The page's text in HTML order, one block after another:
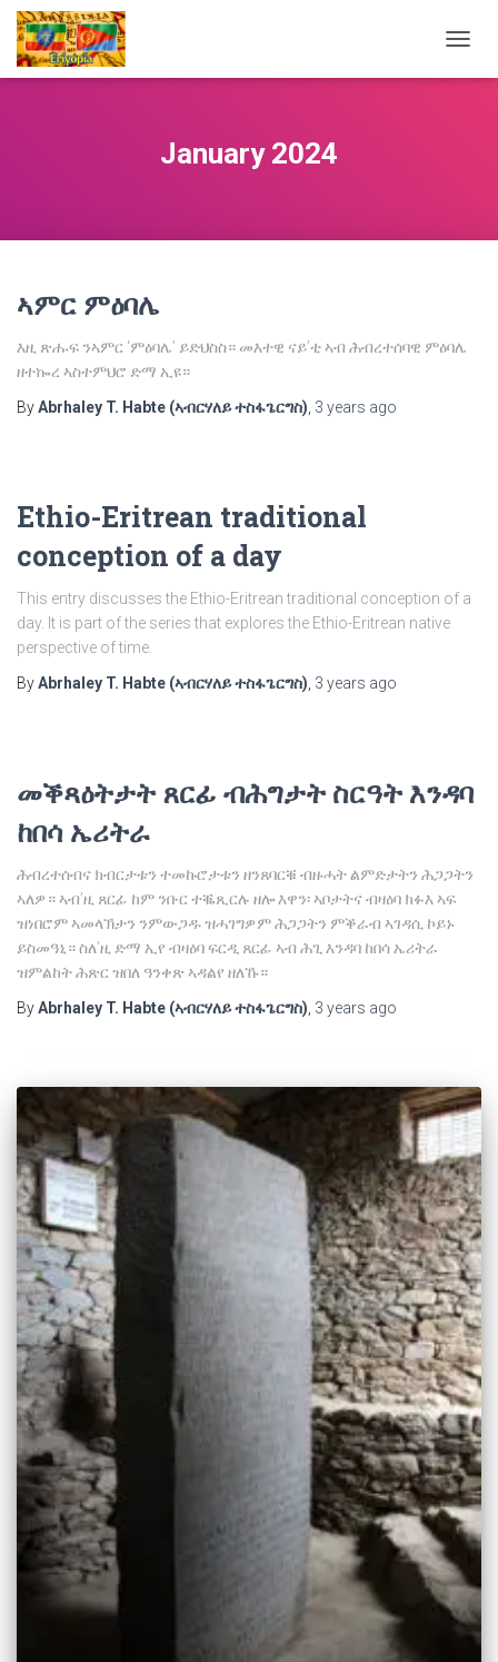
January 2024
ኣምር ምዕባሌ
እዚ ጽሑፍ ንኣምር ‘ምዕባሌ’ ይድህስስ። መእተዊ ናይ’ቲ ኣብ ሕብረተሰባዊ ምዕባሌ
ዘተኰረ ኣስተምህሮ ድማ ኢዩ።
ByAbrhaley T. Habte (ኣብርሃለይ ተስፋጌርግስ) 3 years ago
Ethio-Eritrean traditional
conception of a day
This entry discusses the Ethio-Eritrean traditional conception of a
day. It is part of the series that explores the Ethio-Eritrean native
perspective of time.
ByAbrhaley T. Habte (ኣብርሃለይ ተስፋጌርግስ) 3 years ago
መቕጻዕትታት ጸርፊ ብሕግታት ስርዓት እንዳባ
ከበሳ ኤሪትራ
ሕብረተሰብና ክብርታቱን ተመኩሮታቱን ዘንጸባርቑ ብዙሓት ልምድታትን ሕጋጋትን
ኣለዎ። ኣብ’ዚ ጸርፊ ከም ንቡር ተቘጺርሉ ዘሎ እዋን፡ ኣቦታትና ብዛዕባ ክፉእ ኣፍ
ዝነበሮም ኣመላኽታን ንምውጋዱ ዝሓገግዎም ሕጋጋትን ምቕራብ ኣገዳሲ ኮይኑ
ይስመዓኒ። ስለ’ዚ ድማ ኢየ ብዛዕባ ፍርዲ ጸርፊ ኣብ ሕጊ እንዳባ ከበሳ ኤሪትራ
ዝምልከት ሕጽር ዝበለ ዓንቀጽ ኣዳልየ ዘለኹ።
ByAbrhaley T. Habte (ኣብርሃለይ ተስፋጌርግስ) 3 years ago